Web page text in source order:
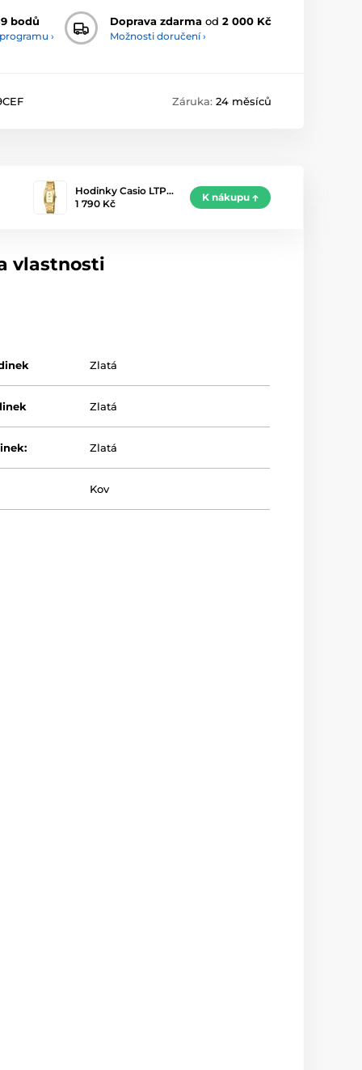
bodů
›
Doprava zdarma od 2 000 Kč
Možnosti doručení ›
Záruka: 24 měsíců
Hodinky Casio LTP…
1 790 Kč
K nákupu
vlastnosti
Zlatá
Zlatá
Zlatá
Kov